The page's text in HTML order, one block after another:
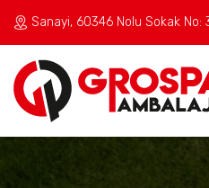
Sanayi, 60346 Nolu Sokak No: